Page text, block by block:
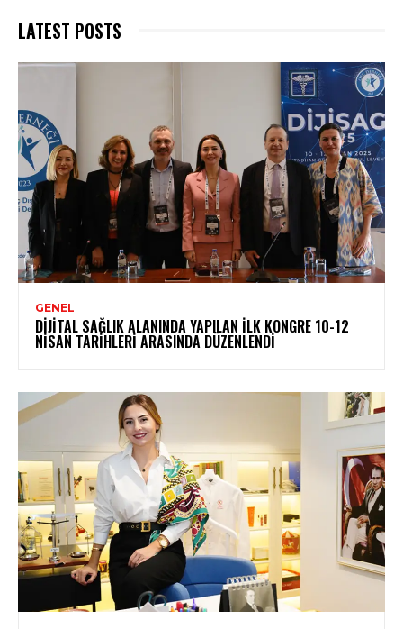
LATEST POSTS
GENEL
DIJITAL SAĞLIK ALANINDA YAPILAN İLK KONGRE 10-12
NISAN TARIHLERI ARASINDA DÜZENLENDI